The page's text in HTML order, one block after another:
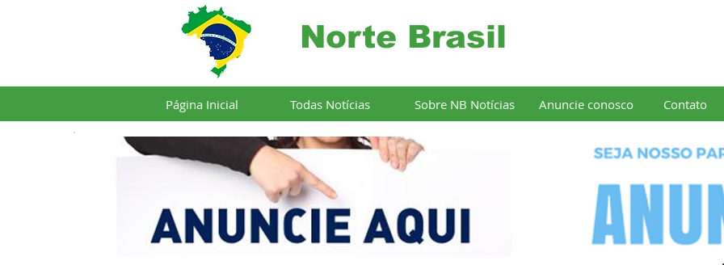
Norte Brasil
Página Inicial Todas Notícias Sobre NB Notícias Anuncie conosco Contato